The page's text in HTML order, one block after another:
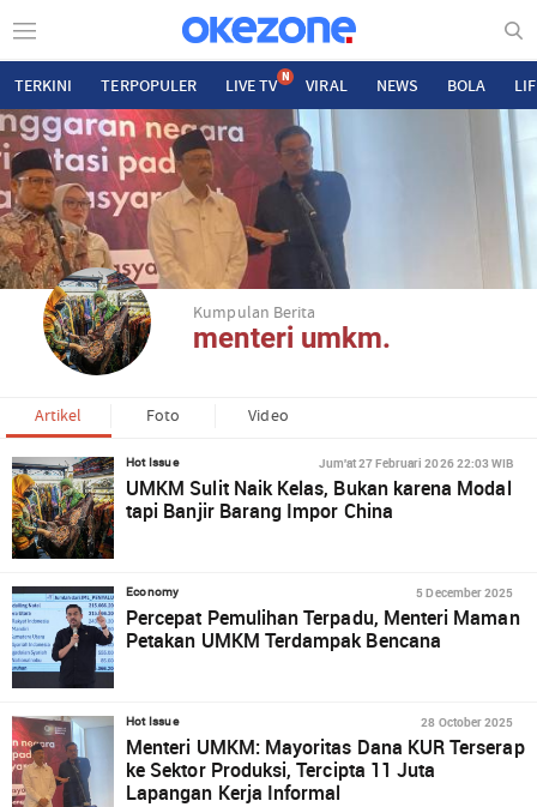
TERKINI TERPOPULER LIVE TV N VIRAL NEWS BOLA
Kumpulan Berita
menteri umkm.
Artikel Foto Video
Hot Issue Jum'at 27 Februari 2026 22:03 WIB
UMKM Sulit Naik Kelas, Bukan karena Modal
tapi Banjir Barang Impor China
Economy 5 December 2025
Percepat Pemulihan Terpadu, Menteri Maman
Petakan UMKM Terdampak Bencana
Hot Issue 28 October 2025
Menteri UMKM: Mayoritas Dana KUR Terserap
ke Sektor Produksi, Tercipta 11 Juta
Lapangan Kerja Informal